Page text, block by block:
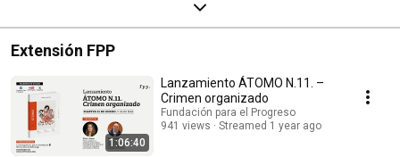
Extensión FPP
1:06:40
Lanzamiento ÁTOMO N.11. –
Crimen organizado
Fundación para el Progreso
941 views
Streamed 1 year ago